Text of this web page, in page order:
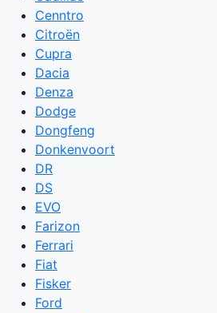
Cenntro
Citroën
Cupra
Dacia
Denza
Dodge
Dongfeng
Donkenvoort
DR
DS
EVO
Farizon
Ferrari
Fiat
Fisker
Ford